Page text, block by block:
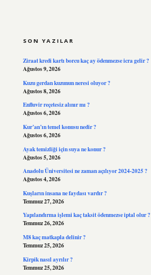
SON YAZILAR
Ziraat kredi kartı borcu kaç ay ödenmezse icra gelir ?
Ağustos 9, 2026
Kuzu gerdan kuzunun neresi oluyor ?
Ağustos 8, 2026
Enfluvir reçetesiz alınır mı ?
Ağustos 6, 2026
Kur’an’ın temel konusu nedir ?
Ağustos 6, 2026
Ayak temizliği için suya ne konur ?
Ağustos 5, 2026
Anadolu Üniversitesi ne zaman açılıyor 2024-2025 ?
Ağustos 4, 2026
Kuşların insana ne faydası vardır ?
Temmuz 27, 2026
Yapılandırma işlemi kaç taksit ödenmezse iptal olur ?
Temmuz 26, 2026
M8 kaç matkapla delinir ?
Temmuz 25, 2026
Kirpik nasıl ayrılır ?
Temmuz 25, 2026